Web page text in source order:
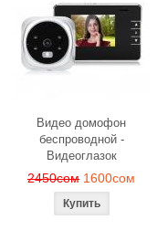
Видео домофон
беспроводной -
Видеоглазок
2450сом 1600сом